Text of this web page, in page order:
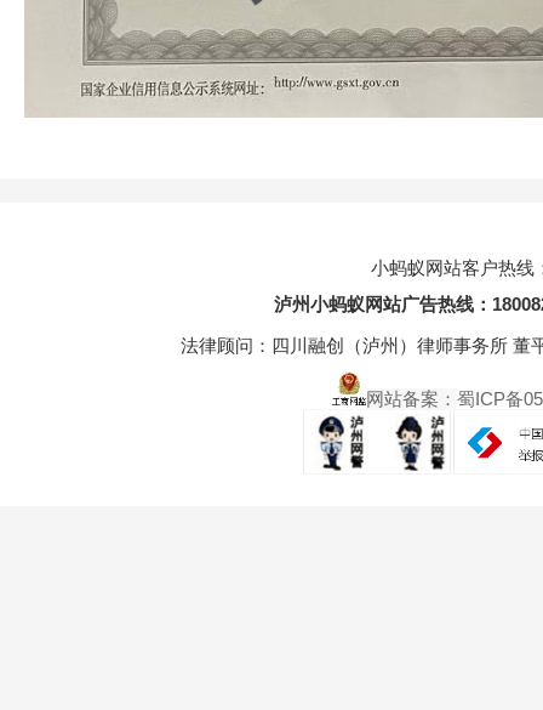
小蚂蚁网站客户热线
泸州小蚂蚁网站广告热线：
法律顾问：四川融创（泸州）律师事务所 董
网站备案： 蜀ICP备